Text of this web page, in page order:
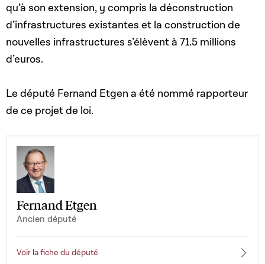
qu’à son extension, y compris la déconstruction
d’infrastructures existantes et la construction de
nouvelles infrastructures s’élèvent à 71.5 millions
d’euros.
Le député Fernand Etgen a été nommé rapporteur
de ce projet de loi.
Fernand Etgen
Ancien député
Voir la fiche du député